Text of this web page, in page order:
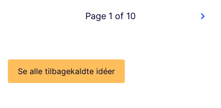
Page 1 of 10
Se alle tilbagekaldte idéer